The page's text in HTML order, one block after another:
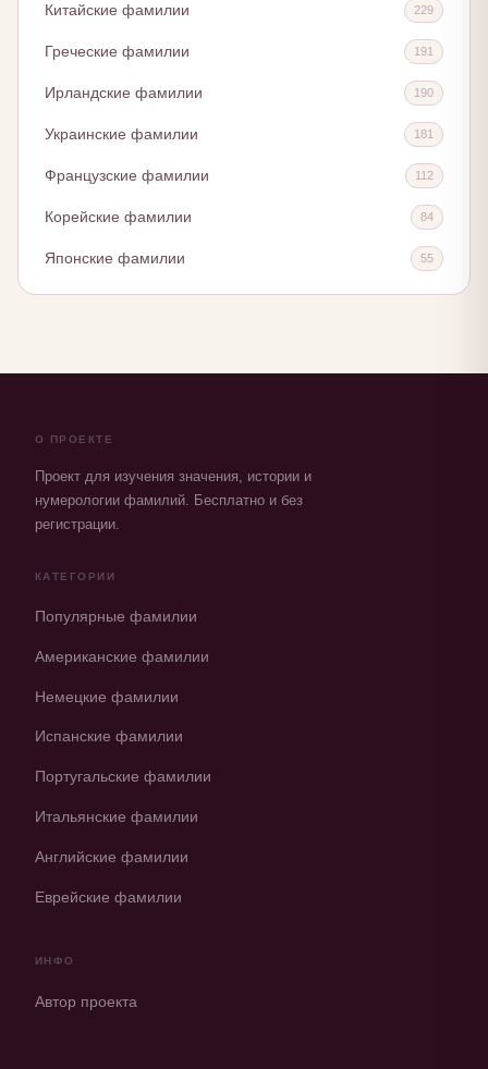
Китайские фамилии 229
Греческие фамилии 191
Ирландские фамилии 190
Украинские фамилии 181
Французские фамилии 112
Корейские фамилии 84
Японские фамилии 55
О ПРОЕКТЕ
Проект для изучения значения, истории и
нумерологии фамилий. Бесплатно и без
регистрации.
КАТЕГОРИИ
Популярные фамилии
Американские фамилии
Немецкие фамилии
Испанские фамилии
Португальские фамилии
Итальянские фамилии
Английские фамилии
Еврейские фамилии
ИНФО
Автор проекта